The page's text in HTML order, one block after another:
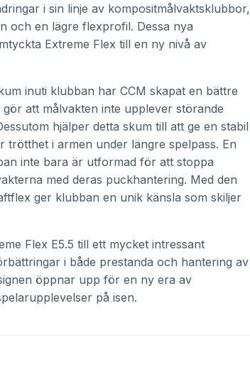
i sin linje av kompositmålvaktsklubbor,
och en lägre flexprofil. Dessa nya
Extreme Flex till en ny nivå av
inuti klubban har CCM skapat en bättre
att målvakten inte upplever störande
hjälper detta skum till att ge en stabil
i armen under längre spelpass. En
inte bara är utformad för att stoppa
med deras puckhantering. Med den
ger klubban en unik känsla som skiljer
Flex E5.5 till ett mycket intressant
i både prestanda och hantering av
öppnar upp för en ny era av
på isen.